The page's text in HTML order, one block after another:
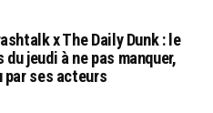
x The Daily Dunk : le
du jeudi à ne pas manquer,
par ses acteurs